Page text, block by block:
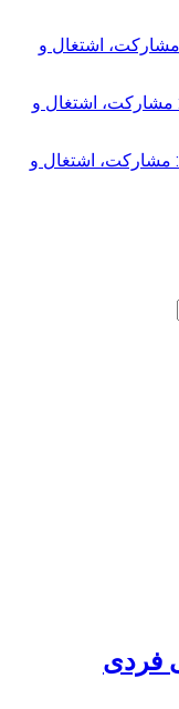
مشارکت، اشتغال و
مشارکت، اشتغال و
مشارکت، اشتغال و
فردی